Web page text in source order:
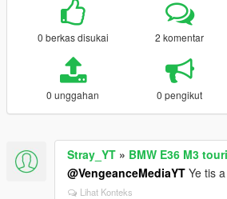
0 berkas disukai 2 komentar
0 unggahan 0 pengikut
Stray_YT » BMW E36 M3
@VengeanceMediaYT Ye tis
Lihat Konteks